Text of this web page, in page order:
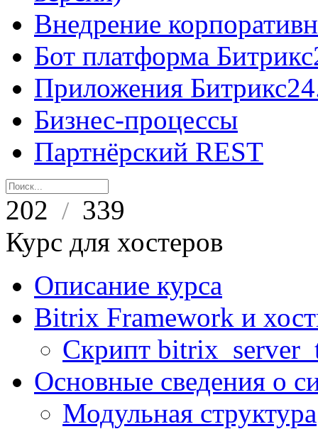
Внедрение
Бот платформа
Приложения
Бизнес-процессы
Партнёрский REST
202 / 339
Курс для хостеров
Описание курса
Bitrix Framework и
Скрипт
Основные сведения о
Модульная структура